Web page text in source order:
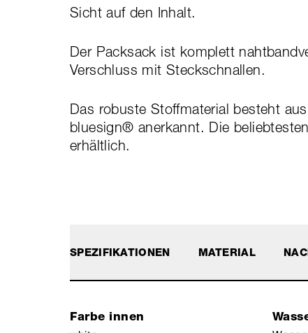
Sicht auf den Inhalt.
Der Packsack ist komplett
Verschluss mit Steckschnallen.
Das robuste Stoffmaterial besteht
bluesign® anerkannt. Die
erhältlich.
SPEZIFIKATIONEN
Farbe innen
MATERIAL